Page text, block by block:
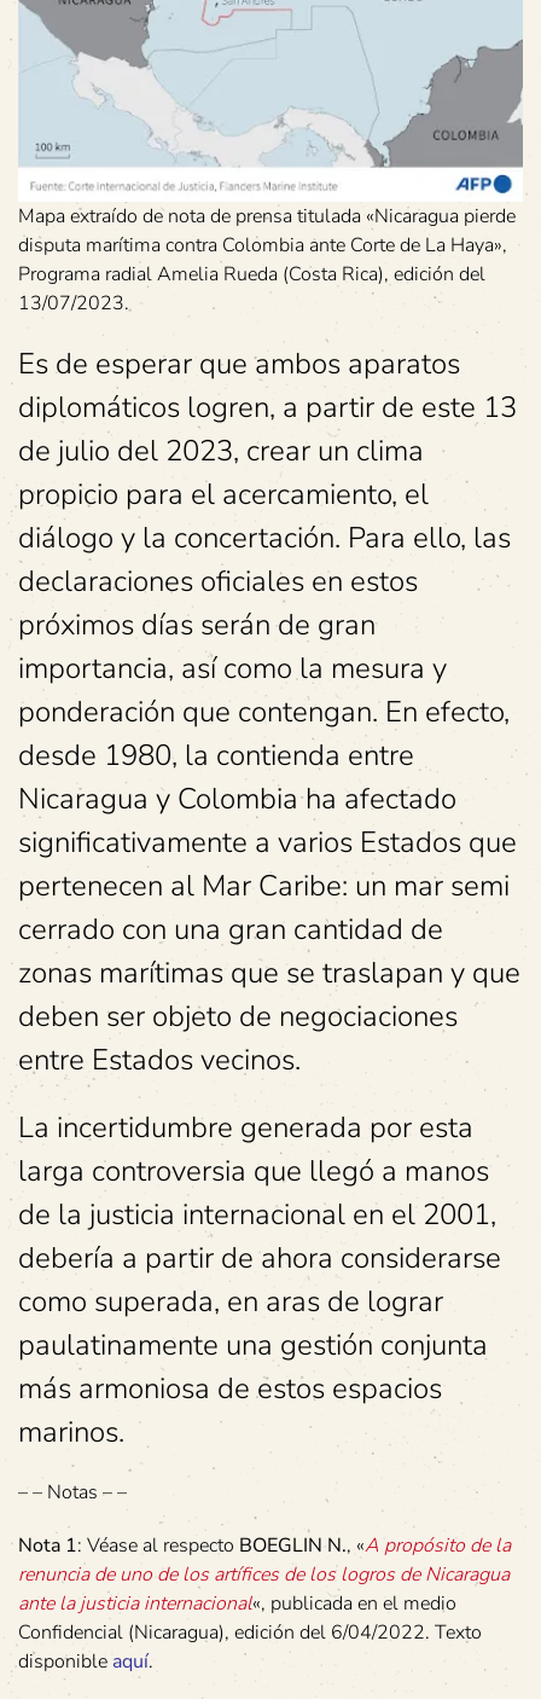
Mapa extraído de nota de prensa titulada «Nicaragua pierde
disputa marítima contra Colombia ante Corte de La Haya»,
Programa radial Amelia Rueda (Costa Rica), edición del
13/07/2023.
Es de esperar que ambos aparatos
diplomáticos logren, a partir de este 13
de julio del 2023, crear un clima
propicio para el acercamiento, el
diálogo y la concertación. Para ello, las
declaraciones oficiales en estos
próximos días serán de gran
importancia, así como la mesura y
ponderación que contengan. En efecto,
desde 1980, la contienda entre
Nicaragua y Colombia ha afectado
significativamente a varios Estados que
pertenecen al Mar Caribe: un mar semi
cerrado con una gran cantidad de
zonas marítimas que se traslapan y que
deben ser objeto de negociaciones
entre Estados vecinos.
La incertidumbre generada por esta
larga controversia que llegó a manos
de la justicia internacional en el 2001,
debería a partir de ahora considerarse
como superada, en aras de lograr
paulatinamente una gestión conjunta
más armoniosa de estos espacios
marinos.
– – Notas – –
Nota 1: Véase al respecto BOEGLIN N., «A propósito de la
renuncia de uno de los artífices de los logros de Nicaragua
ante la justicia internacional«, publicada en el medio
Confidencial (Nicaragua), edición del 6/04/2022. Texto
disponible aquí.